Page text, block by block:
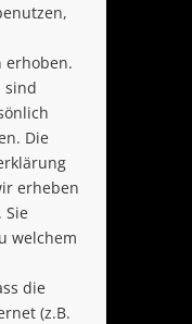
erhoben.
sind
Die
erheben
Sie
welchem
die
(z.B.